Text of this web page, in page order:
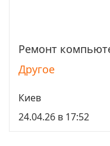
Ремонт
Другое
Киев
24.04.26 в 17:52